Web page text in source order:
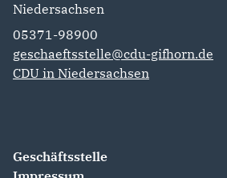
Niedersachsen
05371-98900
geschaeftsstelle@cdu-gifhorn.de
CDU in Niedersachsen
Geschäftsstelle